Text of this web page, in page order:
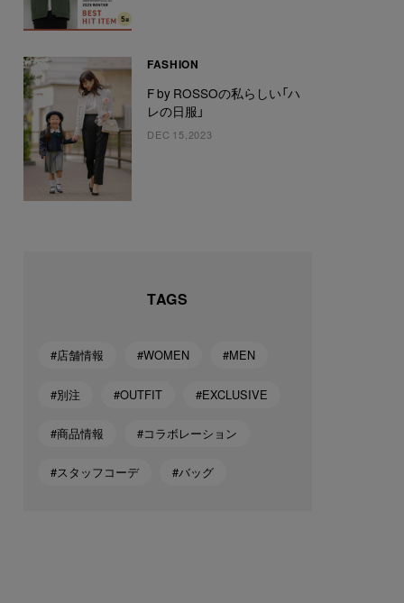
FASHION
F by ROSSOの私らしい「ハ
レの日服」
DEC 15,2023
TAGS
#店舗情報 #WOMEN #MEN
#別注 #OUTFIT #EXCLUSIVE
#商品情報 #コラボレーション
#スタッフコーデ #バッグ